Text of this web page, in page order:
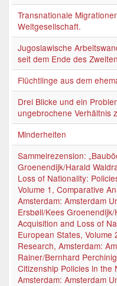
Transnationale
Weltgesellschaft.
Jugoslawische
seit dem Ende des
Flüchtlinge aus dem
Drei Blicke und ein
ungebrochene Verhältnis
Minderheiten
Sammelrezension:
Groenendijk/Harald
Loss of Nationality:
Volume 1, Comparative
Amsterdam: Amsterdam
Ersbøll/Kees
Acquisition and Loss of
European States, Volume
Research, Amsterdam:
Rainer/Bernhard
Citizenship Policies in the
Amsterdam: Amsterdam